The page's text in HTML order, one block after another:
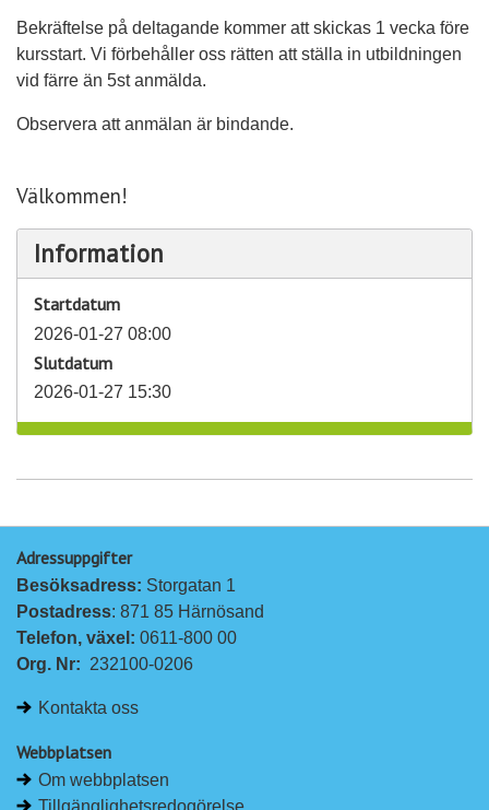
Bekräftelse på deltagande kommer att skickas 1 vecka före
kursstart. Vi förbehåller oss rätten att ställa in utbildningen
vid färre än 5st anmälda.
Observera att anmälan är bindande.
Välkommen!
Information
Startdatum
2026-01-27 08:00
Slutdatum
2026-01-27 15:30
Adressuppgifter
Besöksadress: Storgatan 1
Postadress: 871 85 Härnösand
Telefon, växel: 0611-800 00
Org. Nr: 232100-0206
Kontakta oss
Webbplatsen
Om webbplatsen